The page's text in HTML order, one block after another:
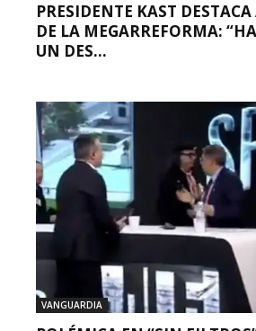
PRESIDENTE KAST
DE LA MEGARREFORMA:
UN DES...
VANGUARDIA